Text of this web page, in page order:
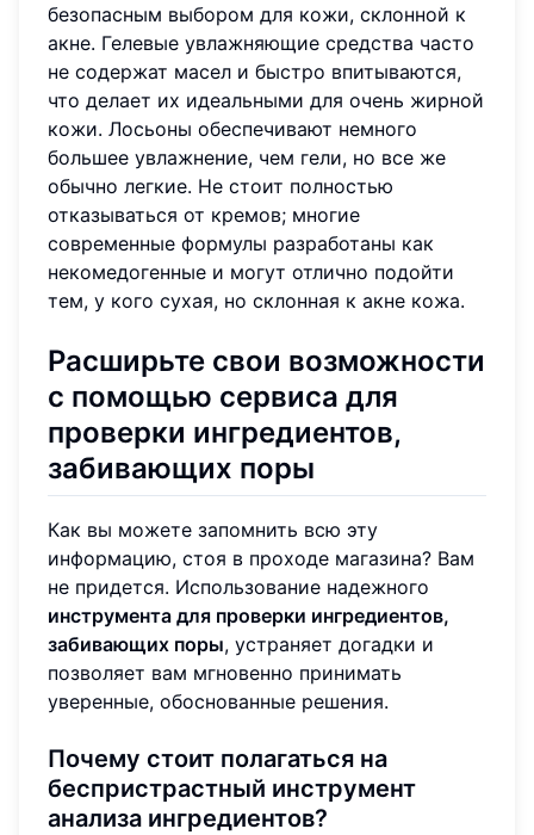
безопасным выбором для кожи, склонной к
акне. Гелевые увлажняющие средства часто
не содержат масел и быстро впитываются,
что делает их идеальными для очень жирной
кожи. Лосьоны обеспечивают немного
большее увлажнение, чем гели, но все же
обычно легкие. Не стоит полностью
отказываться от кремов; многие
современные формулы разработаны как
некомедогенные и могут отлично подойти
тем, у кого сухая, но склонная к акне кожа.
Расширьте свои возможности
с помощью сервиса для
проверки ингредиентов,
забивающих поры
Как вы можете запомнить всю эту
информацию, стоя в проходе магазина? Вам
не придется. Использование надежного
инструмента для проверки ингредиентов,
забивающих поры, устраняет догадки и
позволяет вам мгновенно принимать
уверенные, обоснованные решения.
Почему стоит полагаться на
беспристрастный инструмент
анализа ингредиентов?